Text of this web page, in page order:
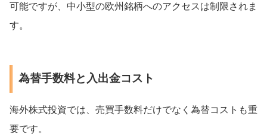
可能ですが、中小型の欧州銘柄へのアクセスは制限されま
す。
為替手数料と入出金コスト
海外株式投資では、売買手数料だけでなく為替コストも重
要です。